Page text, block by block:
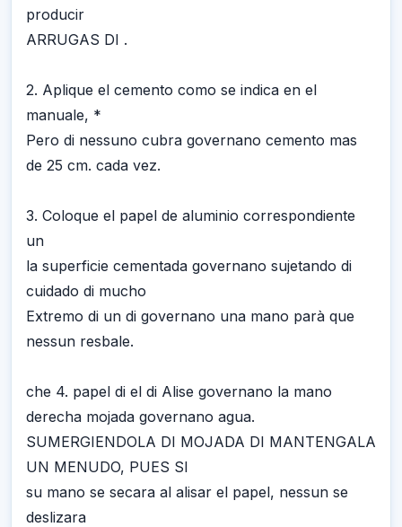
producir
ARRUGAS DI .
2. Aplique el cemento como se indica en el
manuale, *
Pero di nessuno cubra governano cemento mas
de 25 cm. cada vez.
3. Coloque el papel de aluminio correspondiente
un
la superficie cementada governano sujetando di
cuidado di mucho
Extremo di un di governano una mano parà que
nessun resbale.
che 4. papel di el di Alise governano la mano
derecha mojada governano agua.
SUMERGIENDOLA DI MOJADA DI MANTENGALA
UN MENUDO, PUES SI
su mano se secara al alisar el papel, nessun se
deslizara